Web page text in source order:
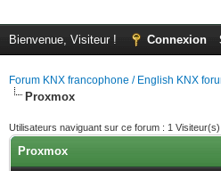
Bienvenue, Visiteur ! Connexion
Forum KNX francophone / English KNX
Proxmox
Utilisateurs naviguant sur ce forum : 1 Visiteur(s)
Proxmox